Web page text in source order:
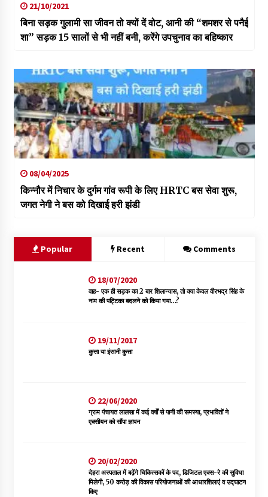
21/10/2021
बिना सड़क गुलामी सा जीवन तो क्यों दें वोट, आनी की “शमशर से पनैई
शा” सड़क 15 सालों से भी नहीं बनी, करेंगे उपचुनाव का बहिष्कार
08/04/2025
किन्नौर में निचार के दुर्गम गांव रूपी के लिए HRTC बस सेवा शुरू,
जगत नेगी ने बस को दिखाई हरी झंडी
Popular Recent Comments
18/07/2020
वाह- एक ही सड़क का 2 बार शिलान्यास, तो क्या केवल वीरभद्र सिंह के
नाम की पट्टिका बदलने को किया गया…?
19/11/2017
कुत्ता या इंसानी कुत्ता
22/06/2020
ग्राम पंचायत लालसा में कई वर्षों से पानी की समस्या, प्रभावितों ने
एक्सीयन को सौंपा ज्ञापन
20/02/2020
देहरा अस्पताल में बढ़ेंगे चिकित्सकों के पद, डिजिटल एक्स-रे की सुविधा
मिलेगी, 50 करोड़ की विकास परियोजनाओं की आधारशिलाएं व उद्घाटन
किए